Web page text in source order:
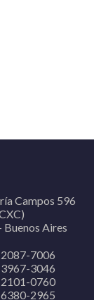
Campos 596
Aires
7006
3046
0760
2965